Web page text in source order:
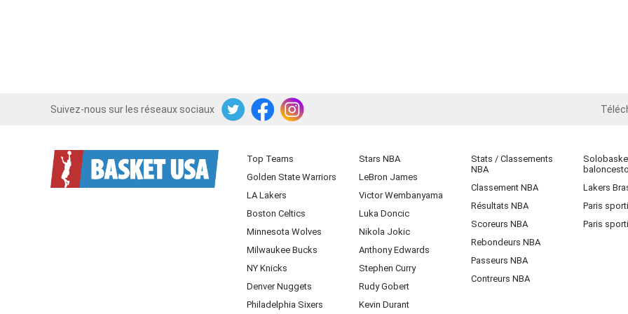
Suivez-nous sur les réseaux sociaux
TwitterFacebookInstagram iOS
Top Teams
Golden State Warriors
LA Lakers
Boston Celtics
Minnesota Wolves
Milwaukee Bucks
NY Knicks
Denver Nuggets
Philadelphia Sixers
Stars NBA
LeBron James
Victor Wembanyama
Luka Doncic
Nikola Jokic
Anthony Edwards
Stephen Curry
Rudy Gobert
Kevin Durant
Stats / Classements
NBA
Classement NBA
Résultats NBA
Scoreurs NBA
Rebondeurs NBA
Passeurs NBA
Contreurs NBA
Lakers
Paris
Paris